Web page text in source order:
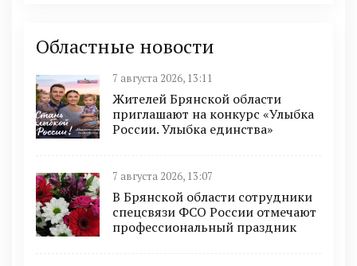
Областные новости
7 августа 2026, 13:11
Жителей Брянской области
приглашают на конкурс «Улыбка
России. Улыбка единства»
7 августа 2026, 13:07
В Брянской области сотрудники
спецсвязи ФСО России отмечают
профессиональный праздник